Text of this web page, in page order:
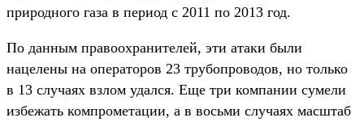
природного газа в период с 2011 по 2013 год.
По данным правоохранителей, эти атаки были
нацелены на операторов 23 трубопроводов, но только
в 13 случаях взлом удался. Еще три компании сумели
избежать компрометации, а в восьми случаях масштаб